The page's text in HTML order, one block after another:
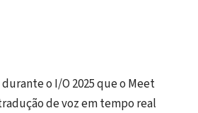
o I/O 2025 que o Meet
de voz em tempo real